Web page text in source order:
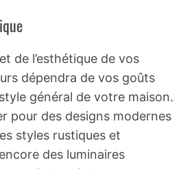
de l’esthétique de vos
dépendra de vos goûts
général de votre maison.
pour des designs modernes
styles rustiques et
des luminaires